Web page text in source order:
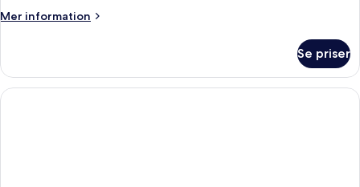
-
icke-
rökare
Mer information
Mer
-
enkelsäng
Se priser